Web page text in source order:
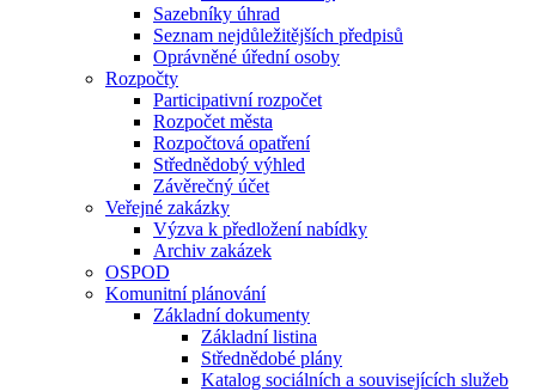
Sazebníky úhrad
Seznam nejdůležitějších předpisů
Oprávněné úřední osoby
Rozpočty
Participativní rozpočet
Rozpočet města
Rozpočtová opatření
Střednědobý výhled
Závěrečný účet
Veřejné zakázky
Výzva k předložení nabídky
Archiv zakázek
OSPOD
Komunitní plánování
Základní dokumenty
Základní listina
Střednědobé plány
Katalog sociálních a souvisejících služeb